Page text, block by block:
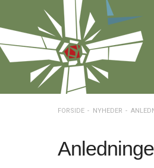
over
og
gå
Vend
tilbage
FORSIDE NYHEDER